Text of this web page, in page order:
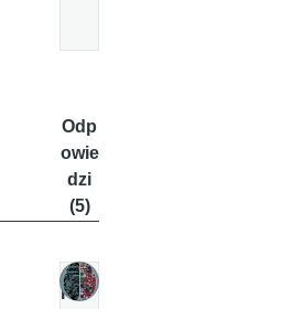
Odp
owie
dzi
(5)
R